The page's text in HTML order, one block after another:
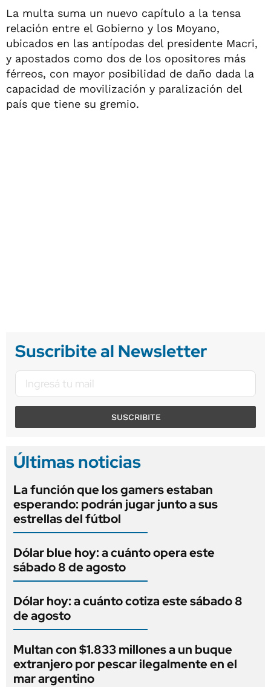
La multa suma un nuevo capítulo a la tensa
relación entre el Gobierno y los Moyano,
ubicados en las antípodas del presidente Macri,
y apostados como dos de los opositores más
férreos, con mayor posibilidad de daño dada la
capacidad de movilización y paralización del
país que tiene su gremio.
Suscribite al Newsletter
SUSCRIBITE
Últimas noticias
La función que los gamers estaban
esperando: podrán jugar junto a sus
estrellas del fútbol
Dólar blue hoy: a cuánto opera este
sábado 8 de agosto
Dólar hoy: a cuánto cotiza este sábado 8
de agosto
Multan con $1.833 millones a un buque
extranjero por pescar ilegalmente en el
mar argentino